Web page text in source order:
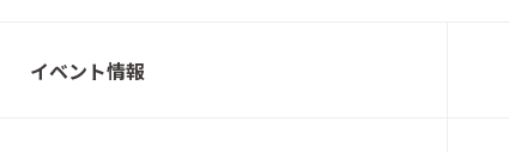
イベント情報